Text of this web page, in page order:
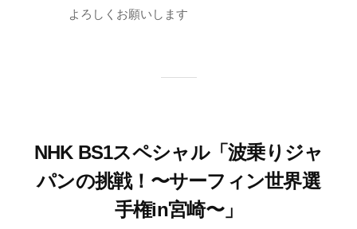
よろしくお願いします
NHK BS1スペシャル「波乗りジャ
パンの挑戦！〜サーフィン世界選
手権in宮崎〜」